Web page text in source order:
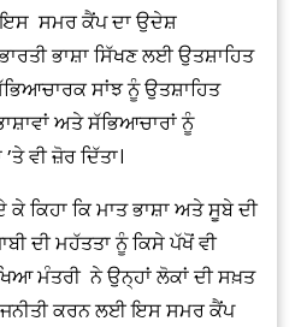
ਇਸ ਸਮਰ ਕੈਂਪ ਦਾ ਉਦੇਸ਼
ਭਾਸ਼ਾ ਸਿੱਖਣ ਲਈ ਉਤਸ਼ਾਹਿਤ
ਸਾਂਝ ਨੂੰ ਉਤਸ਼ਾਹਿਤ
ਅਤੇ ਸੱਭਿਆਚਾਰਾਂ ਨੂੰ
ਵੀ ਜ਼ੋਰ ਦਿੱਤਾ।
ਕਿਹਾ ਕਿ ਮਾਤ ਭਾਸ਼ਾ ਅਤੇ ਸੂਬੇ ਦੀ
ਦੀ ਮਹੱਤਤਾ ਨੂੰ ਕਿਸੇ ਪੱਖੋਂ ਵੀ
ਮੰਤਰੀ ਨੇ ਉਨ੍ਹਾਂ ਲੋਕਾਂ ਦੀ ਸਖ਼ਤ
ਕਰਨ ਲਈ ਇਸ ਸਮਰ ਕੈਂਪ